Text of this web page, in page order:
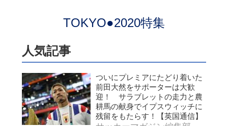
TOKYO●2020特集
人気記事
ついにプレミアにたどり着いた
前田大然をサポーターは大歓
迎！ サラブレットの走力と農
耕馬の献身でイプスウィッチに
残留をもたらす！【英国通信】